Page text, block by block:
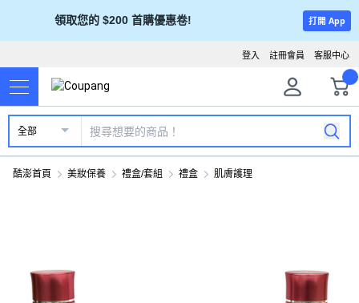
領取您的 $200 首購優惠卷! 打開 App
客服中心
註冊會員
登入
全部
酷澎首頁 美妝保養 禮盒/套組 禮盒 肌膚護理